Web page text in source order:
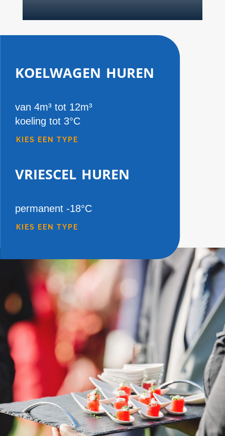
koelwagen huren
van 4m³ tot 12m³
koeling tot 3°C
KIES EEN TYPE
vriescel huren
permanent -18°C
KIES EEN TYPE